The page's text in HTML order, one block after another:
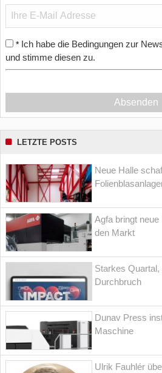
* Ich habe die Bedingungen zur
und stimme diesen zu.
Absenden
LETZTE POSTS
Neue Halle
Agfa bringt
den Markt
Starkes
Durchbruch
Dunav Press
Maschine
Ulrik Fauhlér